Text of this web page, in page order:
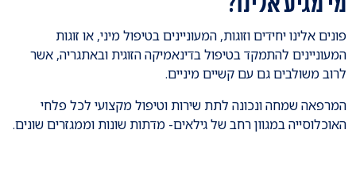
פונים אלינו יחידים וזוגות, המעוניינים בטיפול מיני, או זוגות
המעוניינים להתמקד בטיפול בדינאמיקה הזוגית ובאתגריה, אשר
לרוב משולבים גם עם קשיים מיניים.
המרפאה שמחה ונכונה לתת שירות וטיפול מקצועי לכל פלחי
האוכלוסייה במגוון רחב של גילאים- מדתות שונות וממגזרים שונים.